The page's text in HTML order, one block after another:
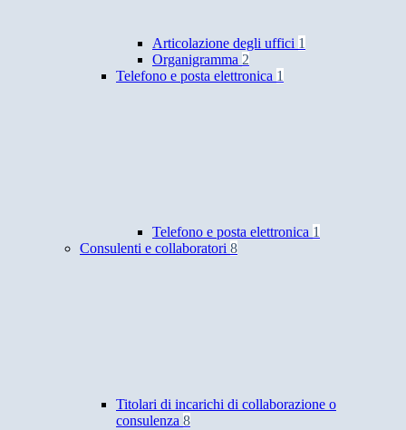
Articolazione degli uffici 1
Organigramma 2
Telefono e posta elettronica 1
Telefono e posta elettronica 1
Consulenti e collaboratori 8
Titolari di incarichi di collaborazione o
consulenza 8